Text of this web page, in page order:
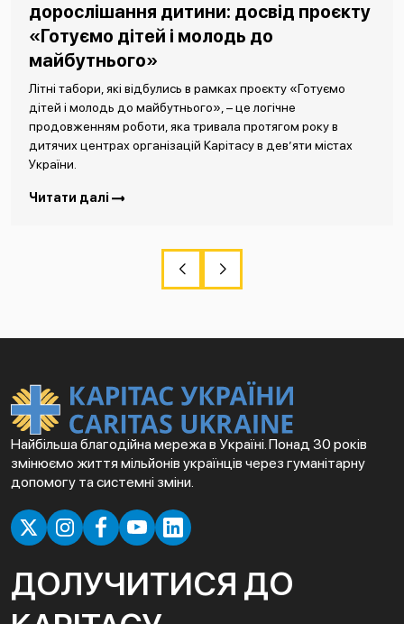
дорослішання дитини: досвід проєкту
«Готуємо дітей і молодь до
майбутнього»
Літні табори, які відбулись в рамках проєкту «Готуємо
дітей і молодь до майбутнього», – це логічне
продовженням роботи, яка тривала протягом року в
дитячих центрах організацій Карітасу в дев’яти містах
України.
Читати далі
Найбільша благодійна мережа в Україні. Понад 30 років
змінюємо життя мільйонів українців через гуманітарну
допомогу та системні зміни.
ДОЛУЧИТИСЯ ДО